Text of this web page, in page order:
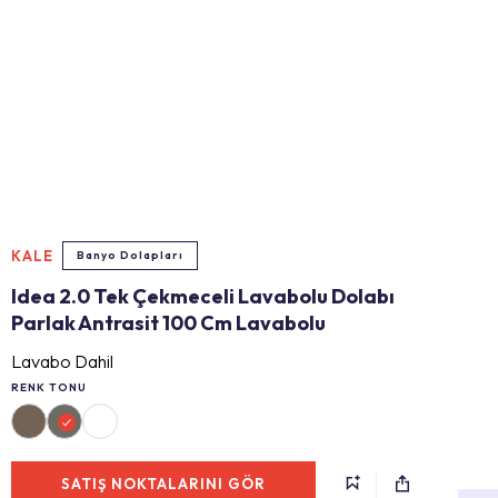
KALE Banyo Dolapları
Idea 2.0 Tek Çekmeceli Lavabolu Dolabı
Parlak Antrasit 100 Cm Lavabolu
Lavabo Dahil
RENK TONU
SATIŞ NOKTALARINI GÖR